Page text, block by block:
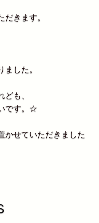
だきます。
ました。
ども、
です。☆
かせていただきました